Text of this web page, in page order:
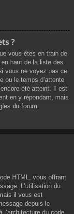
?
vous êtes en train de
haut de la liste des
vous ne voyez pas ce
ou le temps d’attente
été atteint. Il est
en y répondant, mais
du forum.
HTML, vous offrant
L’utilisation du
il vous est
depuis le
l’architecture du code